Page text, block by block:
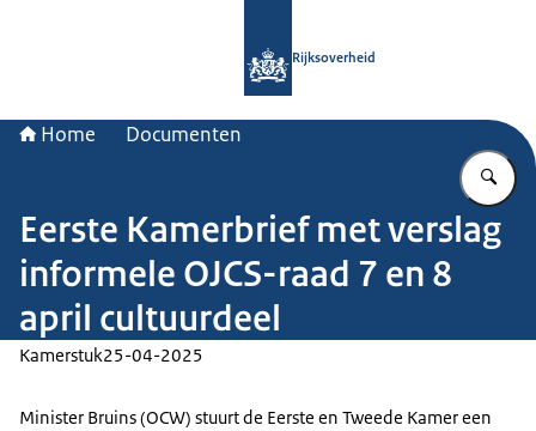
Rijksoverheid
Home Documenten
Eerste Kamerbrief met verslag
informele OJCS-raad 7 en 8
april cultuurdeel
Kamerstuk25-04-2025
Minister Bruins (OCW) stuurt de Eerste en Tweede Kamer een